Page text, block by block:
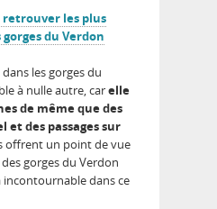
retrouver les plus
gorges du Verdon
les gorges du
à nulle autre, carelle
de même que des
et des passages sur
offrent un point de vue
gorges du Verdon
dans ce